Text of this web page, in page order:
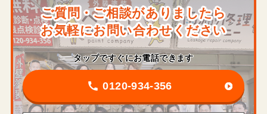
ご質問・ご相談がありましたら
お気軽にお問い合わせください
タップですぐにお電話できます
0120-934-356